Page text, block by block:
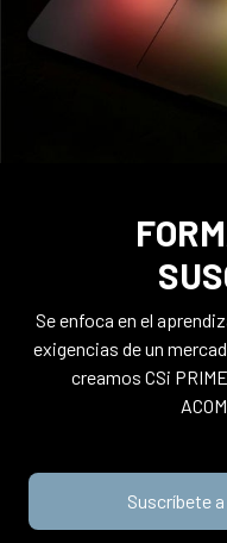
Se enfoca en el
exigencias de un
creamos CSi
Suscríbete a